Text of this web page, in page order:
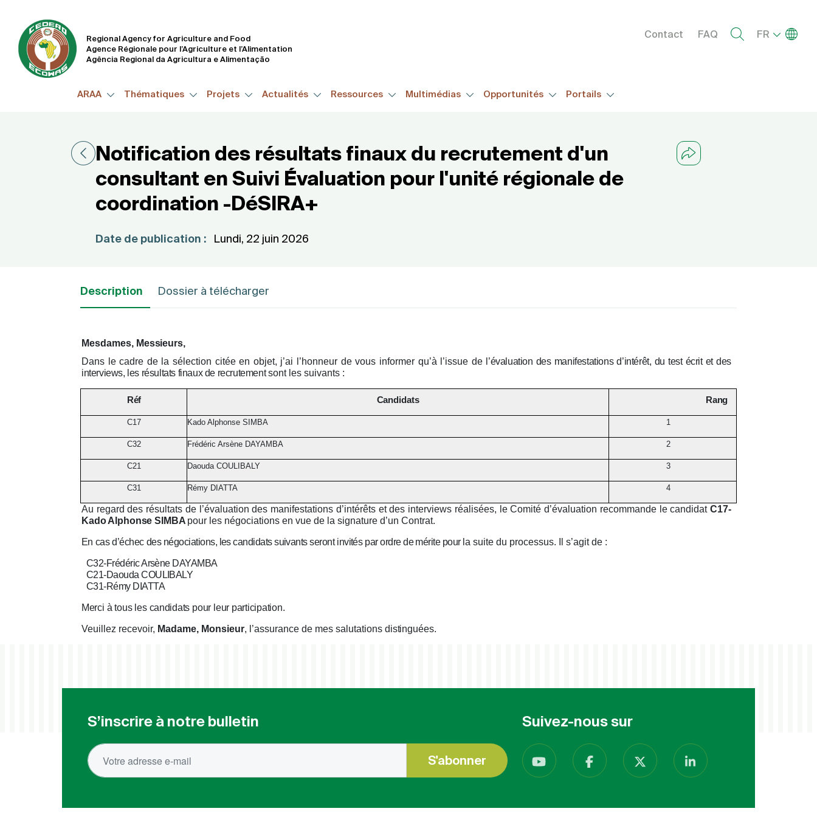
Regional Agency for Agriculture and Food
Agence Régionale pour l’Agriculture et l’Alimentation
Agência Regional da Agricultura e Alimentação
Menu right
Contact FAQ FR
Lister
ARAA Thématiques Projets Actualités Ressources Multimédias Opportunités Portails
Notification des résultats finaux du recrutement d'un
consultant en Suivi Évaluation pour l'unité régionale de
coordination -DéSIRA+
Date de publication : Lundi, 22 juin 2026
Description Dossier à télécharger
Mesdames, Messieurs,
Dans le cadre de la sélection citée en objet, j’ai l’honneur de vous informer qu’à l’issue de l’évaluation des manifestations d’intérêt, du test écrit et des
interviews, les résultats finaux de recrutementsont les suivants :
Réf Candidats Rang
C17 Kado Alphonse SIMBA 1
C32 Frédéric Arsène DAYAMBA 2
C21 Daouda COULIBALY 3
C31 Rémy DIATTA 4
Au regard des résultats de l’évaluation des manifestations d’intérêts et des interviews réalisées, le Comité d’évaluation recommande le candidat C17-
Kado Alphonse SIMBA pour les négociations en vue de la signature d’un Contrat.
En cas d’échec des négociations, les candidats suivants seront invités par ordre de mérite pour la suite du processus. Il s’agit de :
C32-Frédéric Arsène DAYAMBA
C21-Daouda COULIBALY
C31-Rémy DIATTA
Merci à tous les candidats pour leur participation.
Veuillez recevoir, Madame, Monsieur, l’assurance de mes salutations distinguées.
S’inscrire à notre bulletin
S'abonner
Suivez-nous sur